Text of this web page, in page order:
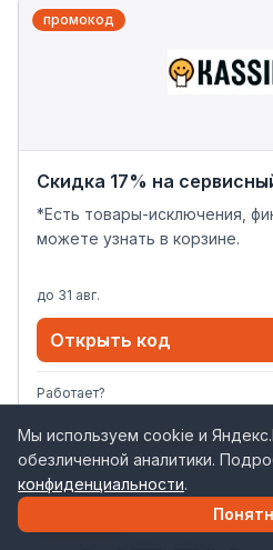
промокод
Скидка 17% на
*Есть товары-исключения,
можете узнать в корзине.
до 31 авг.
Открыть код
Работает?
Все предложения
Мы используем cookie и
обезличенной аналитики.
конфиденциальности.